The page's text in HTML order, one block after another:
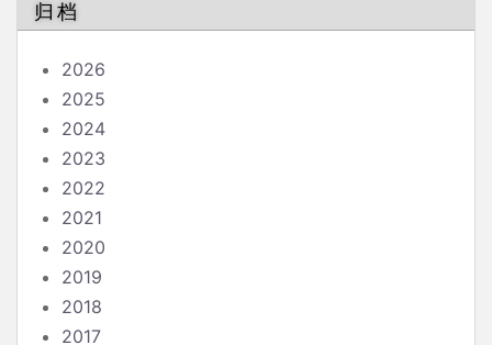
归档
2026
2025
2024
2023
2022
2021
2020
2019
2018
2017